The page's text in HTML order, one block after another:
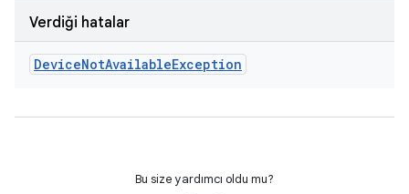
Verdiği hatalar
DeviceNotAvailableException
Bu size yardımcı oldu mu?